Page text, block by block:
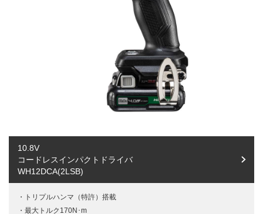
10.8V
コードレスインパクトドライバ
WH12DCA(2LSB)
トリプルハンマ（特許）搭載
最大トルク170N･m